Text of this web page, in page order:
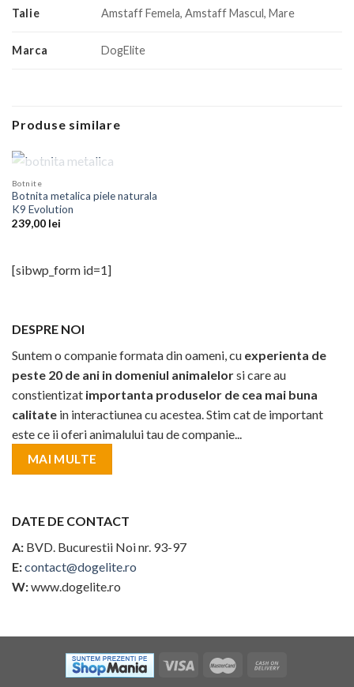
Talie Amstaff Femela, Amstaff Mascul, Mare
Marca DogElite
Produse similare
Botnite
Botnita metalica piele naturala
K9 Evolution
239,00 lei
[sibwp_form id=1]
DESPRE NOI
Suntem o companie formata din oameni, cu experienta de
peste 20 de ani in domeniul animalelorsi care au
constientizat importanta produselor de cea mai buna
calitate in interactiunea cu acestea. Stim cat de important
este ce ii oferi animalului tau de companie...
MAI MULTE
DATE DE CONTACT
A: BVD. Bucurestii Noi nr. 93-97
E:contact@dogelite.ro
W:www.dogelite.ro